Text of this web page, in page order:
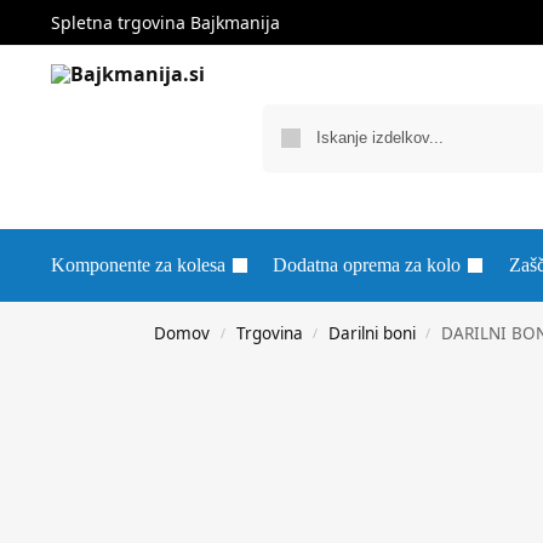
Spletna trgovina Bajkmanija
Komponente za kolesa Dodatna oprema za kolo
Domov / Trgovina / Darilni boni / DARILNI